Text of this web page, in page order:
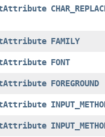
FAMILY
FONT
FOREGROUND